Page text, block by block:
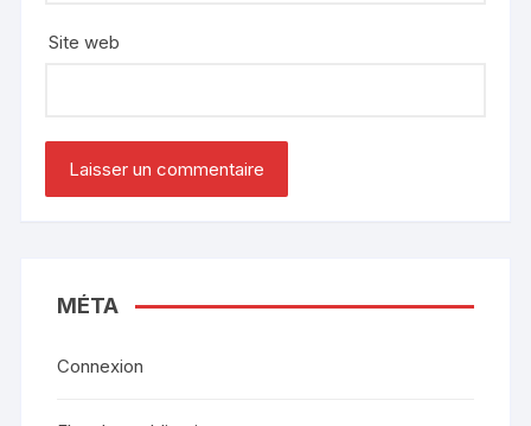
Site web
MÉTA
Connexion